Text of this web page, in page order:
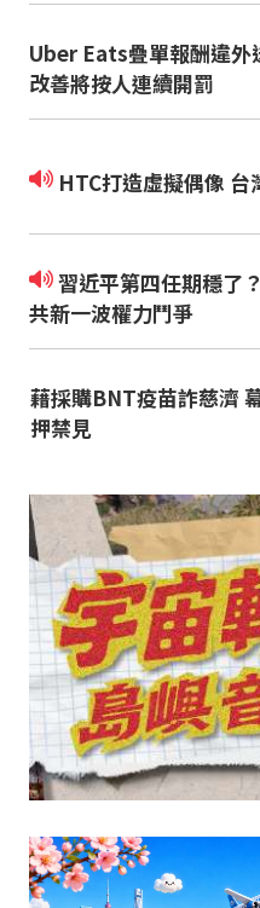
Uber Eats疊單報酬違外
改善將按人連續開罰
HTC打造虛擬偶像
習近平第四任期穩了？從五中全會解析中
共新一波權力鬥爭
藉採購BNT疫苗詐慈濟
押禁見